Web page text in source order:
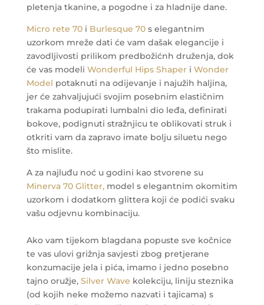
pletenja tkanine, a pogodne i za hladnije dane.
Micro rete 70i Burlesque 70s elegantnim
uzorkom mreže dati će vam dašak elegancije i
zavodljivosti prilikom predbožićnh druženja, dok
će vas modeli Wonderful Hips Shaperi Wonder
Model potaknuti na odijevanje i najužih haljina,
jer će zahvaljujući svojim posebnim elastičnim
trakama podupirati lumbalni dio leđa, definirati
bokove, podignuti stražnjicu te oblikovati struk i
otkriti vam da zapravo imate bolju siluetu nego
što mislite.
A za najluđu noć u godini kao stvorene su
Minerva 70 Glitter,model s elegantnim okomitim
uzorkom i dodatkom glittera koji će podići svaku
vašu odjevnu kombinaciju.
Ako vam tijekom blagdana popuste sve kočnice
te vas ulovi grižnja savjesti zbog pretjerane
konzumacije jela i pića, imamo i jedno posebno
tajno oružje, Silver Wave kolekciju, liniju steznika
(od kojih neke možemo nazvati i tajicama) s